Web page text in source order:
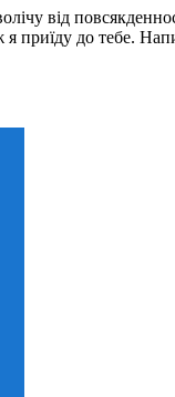
від
я приїду до тебе.